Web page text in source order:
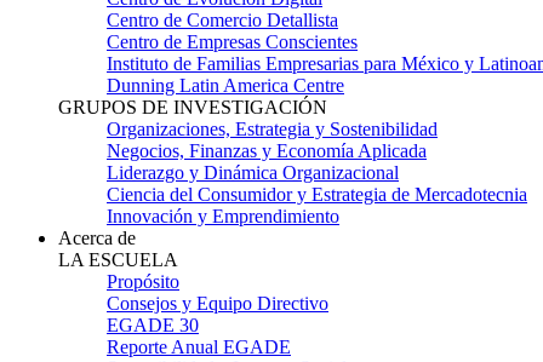
Centro de Comercio Detallista
Centro de Empresas Conscientes
Instituto de Familias Empresarias para México y
Dunning Latin America Centre
GRUPOS DE INVESTIGACIÓN
Organizaciones, Estrategia y Sostenibilidad
Negocios, Finanzas y Economía Aplicada
Liderazgo y Dinámica Organizacional
Ciencia del Consumidor y Estrategia de Mercadotecnia
Innovación y Emprendimiento
Acerca de
LA ESCUELA
Propósito
Consejos y Equipo Directivo
EGADE 30
Reporte Anual EGADE